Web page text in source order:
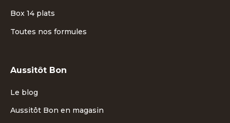
Box 14 plats
Toutes nos formules
Aussitôt Bon
Le blog
Aussitôt Bon en magasin